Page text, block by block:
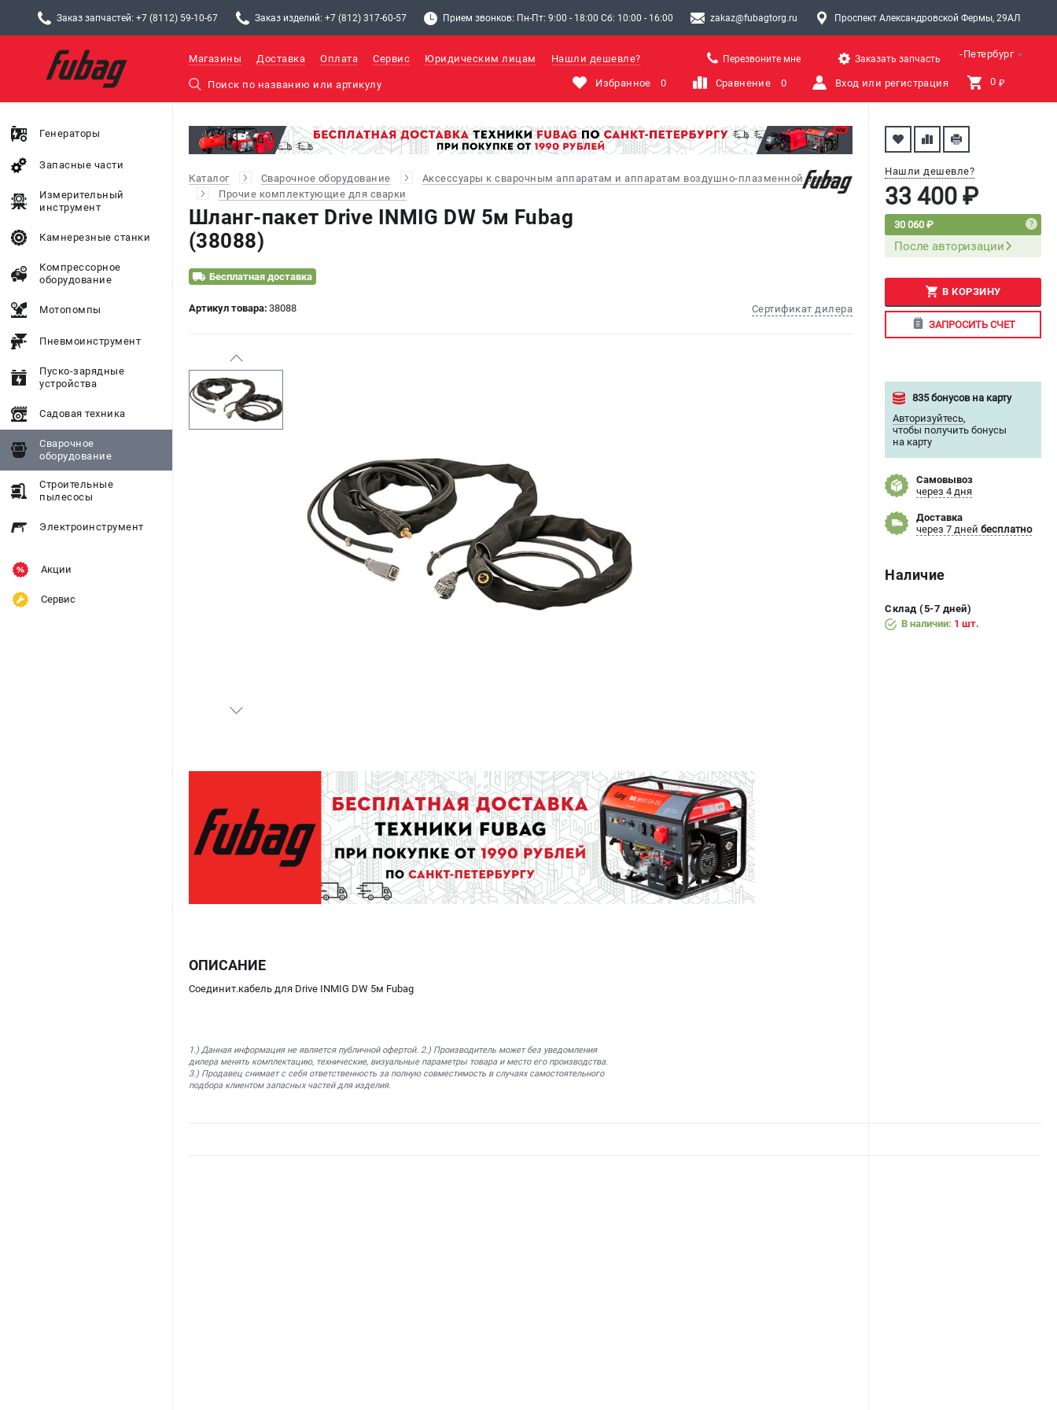
Заказ запчастей: +7 (8112) 59-10-67 Заказ изделий: +7 (812) 317-60-57 Прием звонков: Пн-Пт: 9:00 - 18:00 Сб: 10:00 - 16:00 zakaz@fubagtorg.ru Проспект Александровской Фермы, 29АЛ
Санкт-Петербург
Магазины Доставка Оплата Сервис Юридическим лицам Нашли дешевле? Перезвоните мне Заказать запчасть
Избранное 0 Сравнение 0 Вход или регистрация 0 ₽
Генераторы
Запасные части
Измерительный
инструмент
Камнерезные станки
Компрессорное
оборудование
Мотопомпы
Пневмоинструмент
Пуско-зарядные
устройства
Садовая техника
Сварочное
оборудование
Строительные
пылесосы
Электроинструмент
Акции
Сервис
Каталог Сварочное оборудование
Аксессуары к сварочным аппаратам и аппаратам воздушно-плазменной резки
Прочие комплектующие для сварки
Шланг-пакет Drive INMIG DW 5м Fubag
(38088)
Бесплатная доставка
Артикул товара: 38088 Сертификат дилера
Нашли дешевле?
33 400 ₽
30 060 ₽
После авторизации
В КОРЗИНУ
ЗАПРОСИТЬ СЧЕТ
835 бонусов на карту
Авторизуйтесь,
чтобы получить бонусы
на карту
Самовывоз
через 4 дня
Доставка
через 7 дней бесплатно
Наличие
Склад (5-7 дней)
В наличии: 1 шт.
ОПИСАНИЕ
Соединит.кабель для Drive INMIG DW 5м Fubag
1.) Данная информация не является публичной офертой. 2.) Производитель может без уведомления
дилера менять комплектацию, технические, визуальные параметры товара и место его производства.
3.) Продавец снимает с себя ответственность за полную совместимость в случаях самостоятельного
подбора клиентом запасных частей для изделия.